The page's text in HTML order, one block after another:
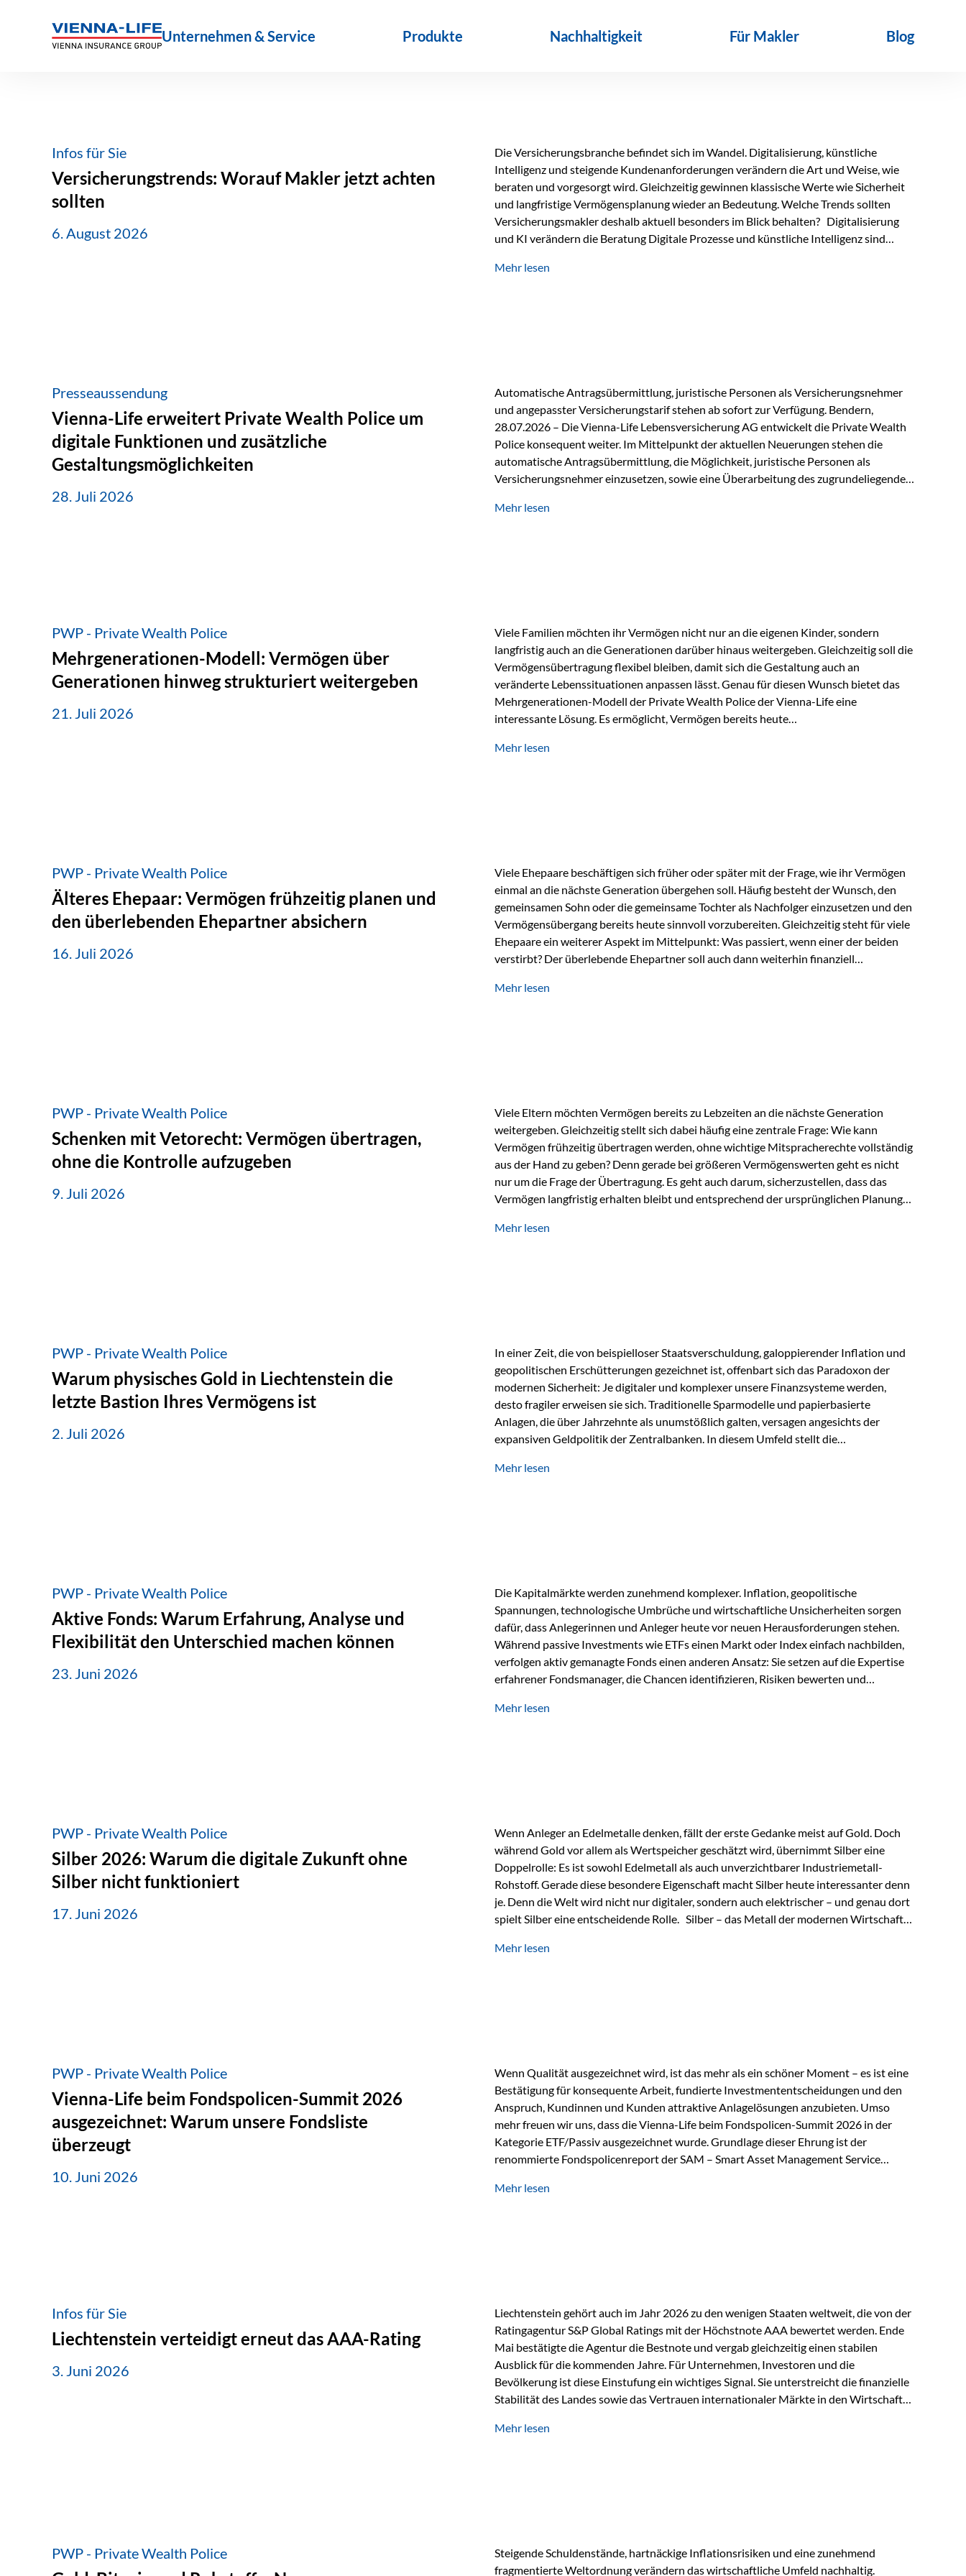
Unternehmen & Service Produkte Nachhaltigkeit Für Makler Blog
Infos für Sie
Versicherungstrends: Worauf Makler jetzt achten
sollten
6. August 2026
Die Versicherungsbranche befindet sich im Wandel. Digitalisierung, künstliche
Intelligenz und steigende Kundenanforderungen verändern die Art und Weise, wie
beraten und vorgesorgt wird. Gleichzeitig gewinnen klassische Werte wie Sicherheit
und langfristige Vermögensplanung wieder an Bedeutung. Welche Trends sollten
Versicherungsmakler deshalb aktuell besonders im Blick behalten? Digitalisierung
und KI verändern die Beratung Digitale Prozesse und künstliche Intelligenz sind
beschleunigen Abläufe und schaffen mehr Zeit für das Wesentliche: die persönliche
Mehr lesen
Presseaussendung
Vienna-Life erweitert Private Wealth Police um
digitale Funktionen und zusätzliche
Gestaltungsmöglichkeiten
28. Juli 2026
Automatische Antragsübermittlung, juristische Personen als Versicherungsnehmer
und angepasster Versicherungstarif stehen ab sofort zur Verfügung. Bendern,
28.07.2026 – Die Vienna-Life Lebensversicherung AG entwickelt die Private Wealth
Police konsequent weiter. Im Mittelpunkt der aktuellen Neuerungen stehen die
automatische Antragsübermittlung, die Möglichkeit, juristische Personen als
Versicherungsnehmer einzusetzen, sowie eine Überarbeitung des zugrundeliegenden
Abwicklung für Vertriebspartner deutlich effizienter gestaltet. Anträge werden direkt
Mehr lesen
PWP - Private Wealth Police
Mehrgenerationen-Modell: Vermögen über
Generationen hinweg strukturiert weitergeben
21. Juli 2026
Viele Familien möchten ihr Vermögen nicht nur an die eigenen Kinder, sondern
langfristig auch an die Generationen darüber hinaus weitergeben. Gleichzeitig soll die
Vermögensübertragung flexibel bleiben, damit sich die Gestaltung auch an
veränderte Lebenssituationen anpassen lässt. Genau für diesen Wunsch bietet das
Mehrgenerationen-Modell der Private Wealth Police der Vienna-Life eine
interessante Lösung. Es ermöglicht, Vermögen bereits heute
Ausgangssituation Stellen Sie sich folgende Familie vor: Die Großeltern haben über
Mehr lesen
PWP - Private Wealth Police
Älteres Ehepaar: Vermögen frühzeitig planen und
den überlebenden Ehepartner absichern
16. Juli 2026
Viele Ehepaare beschäftigen sich früher oder später mit der Frage, wie ihr Vermögen
einmal an die nächste Generation übergehen soll. Häufig besteht der Wunsch, den
gemeinsamen Sohn oder die gemeinsame Tochter als Nachfolger einzusetzen und den
Vermögensübergang bereits heute sinnvoll vorzubereiten. Gleichzeitig steht für viele
Ehepaare ein weiterer Aspekt im Mittelpunkt: Was passiert, wenn einer der beiden
verstirbt? Der überlebende Ehepartner soll auch dann weiterhin finanziell
können. Genau für diese Ausgangssituation bietet die Private Wealth Police der
Mehr lesen
PWP - Private Wealth Police
Schenken mit Vetorecht: Vermögen übertragen,
ohne die Kontrolle aufzugeben
9. Juli 2026
Viele Eltern möchten Vermögen bereits zu Lebzeiten an die nächste Generation
weitergeben. Gleichzeitig stellt sich dabei häufig eine zentrale Frage: Wie kann
Vermögen frühzeitig übertragen werden, ohne wichtige Mitspracherechte vollständig
aus der Hand zu geben? Denn gerade bei größeren Vermögenswerten geht es nicht
nur um die Frage der Übertragung. Es geht auch darum, sicherzustellen, dass das
Vermögen langfristig erhalten bleibt und entsprechend der ursprünglichen Planung
Ein Vater schenkt seiner Tochter einen Teil seines Vermögens. Einige Jahre später
Mehr lesen
PWP - Private Wealth Police
Warum physisches Gold in Liechtenstein die
letzte Bastion Ihres Vermögens ist
2. Juli 2026
In einer Zeit, die von beispielloser Staatsverschuldung, galoppierender Inflation und
geopolitischen Erschütterungen gezeichnet ist, offenbart sich das Paradoxon der
modernen Sicherheit: Je digitaler und komplexer unsere Finanzsysteme werden,
desto fragiler erweisen sie sich. Traditionelle Sparmodelle und papierbasierte
Anlagen, die über Jahrzehnte als unumstößlich galten, versagen angesichts der
expansiven Geldpolitik der Zentralbanken. In diesem Umfeld stellt die
die modernste und strategisch klügste Antwort auf globale Instabilität. Physische
Mehr lesen
PWP - Private Wealth Police
Aktive Fonds: Warum Erfahrung, Analyse und
Flexibilität den Unterschied machen können
23. Juni 2026
Die Kapitalmärkte werden zunehmend komplexer. Inflation, geopolitische
Spannungen, technologische Umbrüche und wirtschaftliche Unsicherheiten sorgen
dafür, dass Anlegerinnen und Anleger heute vor neuen Herausforderungen stehen.
Während passive Investments wie ETFs einen Markt oder Index einfach nachbilden,
verfolgen aktiv gemanagte Fonds einen anderen Ansatz: Sie setzen auf die Expertise
erfahrener Fondsmanager, die Chancen identifizieren, Risiken bewerten und
geprägt ist, kann diese aktive Herangehensweise einen entscheidenden Mehrwert
Mehr lesen
PWP - Private Wealth Police
Silber 2026: Warum die digitale Zukunft ohne
Silber nicht funktioniert
17. Juni 2026
Wenn Anleger an Edelmetalle denken, fällt der erste Gedanke meist auf Gold. Doch
während Gold vor allem als Wertspeicher geschätzt wird, übernimmt Silber eine
Doppelrolle: Es ist sowohl Edelmetall als auch unverzichtbarer Industriemetall-
Rohstoff. Gerade diese besondere Eigenschaft macht Silber heute interessanter denn
je. Denn die Welt wird nicht nur digitaler, sondern auch elektrischer – und genau dort
spielt Silber eine entscheidende Rolle. Silber – das Metall der modernen Wirtschaft
Eigenschaft macht es für zahlreiche Zukunftstechnologien praktisch unverzichtbar.
Mehr lesen
PWP - Private Wealth Police
Vienna-Life beim Fondspolicen-Summit 2026
ausgezeichnet: Warum unsere Fondsliste
überzeugt
10. Juni 2026
Wenn Qualität ausgezeichnet wird, ist das mehr als ein schöner Moment – es ist eine
Bestätigung für konsequente Arbeit, fundierte Investmententscheidungen und den
Anspruch, Kundinnen und Kunden attraktive Anlagelösungen anzubieten. Umso
mehr freuen wir uns, dass die Vienna-Life beim Fondspolicen-Summit 2026 in der
Kategorie ETF/Passiv ausgezeichnet wurde. Grundlage dieser Ehrung ist der
renommierte Fondspolicenreport der SAM – Smart Asset Management Service
und verglichen wurden. Das Ergebnis: Die ETF-Auswahl der Vienna-Life zählt zu den
Mehr lesen
Infos für Sie
Liechtenstein verteidigt erneut das AAA-Rating
3. Juni 2026
Liechtenstein gehört auch im Jahr 2026 zu den wenigen Staaten weltweit, die von der
Ratingagentur S&P Global Ratings mit der Höchstnote AAA bewertet werden. Ende
Mai bestätigte die Agentur die Bestnote und vergab gleichzeitig einen stabilen
Ausblick für die kommenden Jahre. Für Unternehmen, Investoren und die
Bevölkerung ist diese Einstufung ein wichtiges Signal. Sie unterstreicht die finanzielle
Stabilität des Landes sowie das Vertrauen internationaler Märkte in den Wirtschafts-
Herausforderungen Die weltwirtschaftlichen Rahmenbedingungen bleiben
Mehr lesen
PWP - Private Wealth Police
Steigende Schuldenstände, hartnäckige Inflationsrisiken und eine zunehmend
fragmentierte Weltordnung verändern das wirtschaftliche Umfeld nachhaltig.